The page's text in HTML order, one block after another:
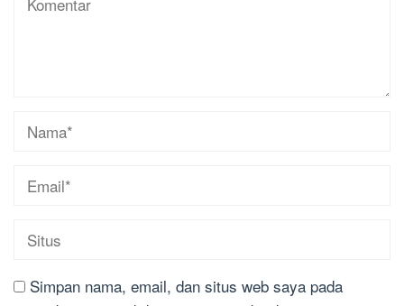
Simpan nama, email, dan situs web saya pada